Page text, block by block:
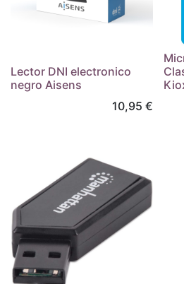
Lector DNI electronico
negro Aisens
10,95 €